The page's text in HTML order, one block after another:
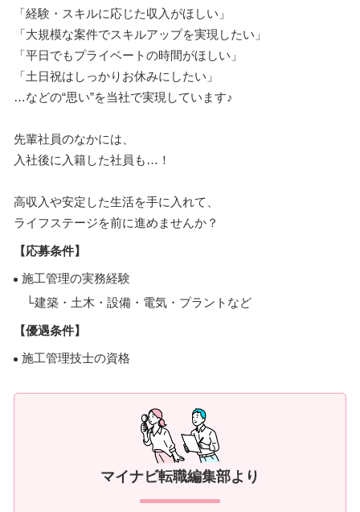
「経験・スキルに応じた収入がほしい」
「大規模な案件でスキルアップを実現したい」
「平日でもプライベートの時間がほしい」
「土日祝はしっかりお休みにしたい」
…などの“思い”を当社で実現しています♪
先輩社員のなかには、
入社後に入籍した社員も…！
高収入や安定した生活を手に入れて、
ライフステージを前に進めませんか？
【応募条件】
施工管理の実務経験
└建築・土木・設備・電気・プラントなど
【優遇条件】
施工管理技士の資格
マイナビ転職編集部より